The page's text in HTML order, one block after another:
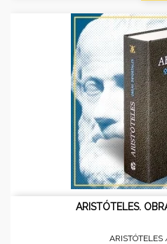
ARISTÓTELES.
ARISTÓTELES